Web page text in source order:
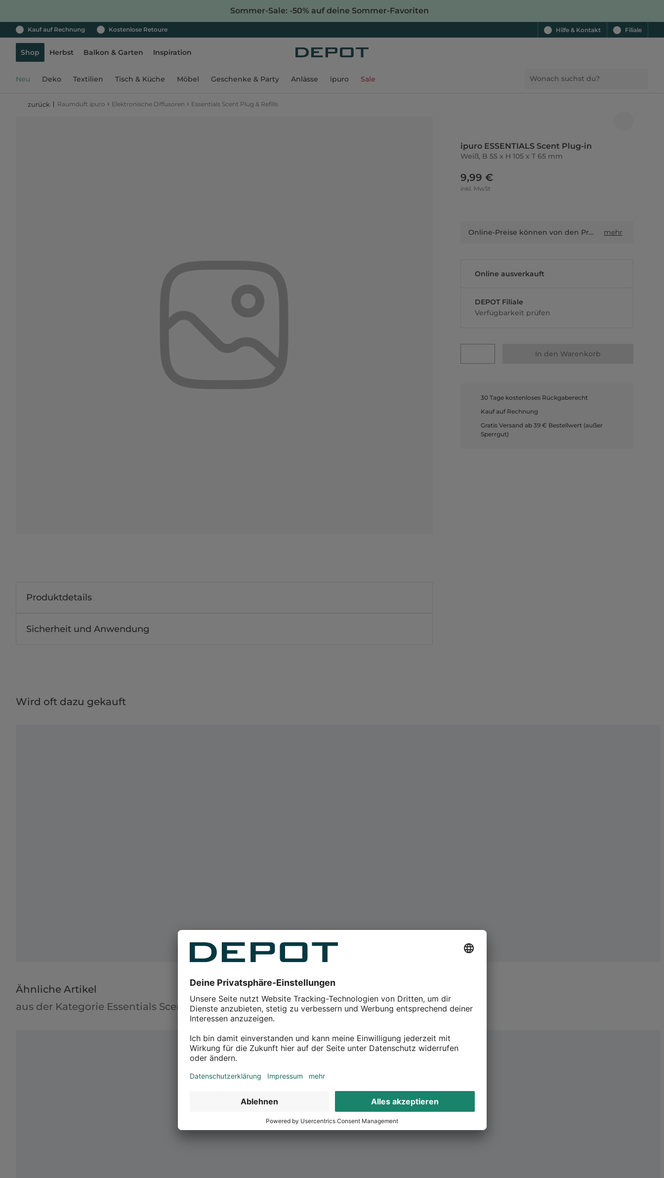
Sommer-Sale: -50% auf deine Sommer-Favoriten
Kauf auf Rechnung Kostenlose Retoure Hilfe & Kontakt Filiale
Shop Herbst Balkon & Garten Inspiration
Neu Deko Textilien Tisch & Küche Möbel Geschenke & Party Anlässe ipuro Sale
zurück Raumduft ipuro › Elektronische Diffusoren › Essentials Scent Plug & Refills
ipuro ESSENTIALS Scent Plug-in
Weiß, B 55 x H 105 x T 65 mm
9,99 €
inkl. MwSt
Online-Preise können von den Preisen in Filialen sowie Shop-in-Shop-Flächen abweichen. mehr
Online ausverkauft
DEPOT Filiale
Verfügbarkeit prüfen
In den Warenkorb
30 Tage kostenloses Rückgaberecht
Kauf auf Rechnung
Gratis Versand ab 39 € Bestellwert (außer
Sperrgut)
Produktdetails
Sicherheit und Anwendung
Wird oft dazu gekauft
Ähnliche Artikel
aus der Kategorie Essentials Scent Plug & Refills